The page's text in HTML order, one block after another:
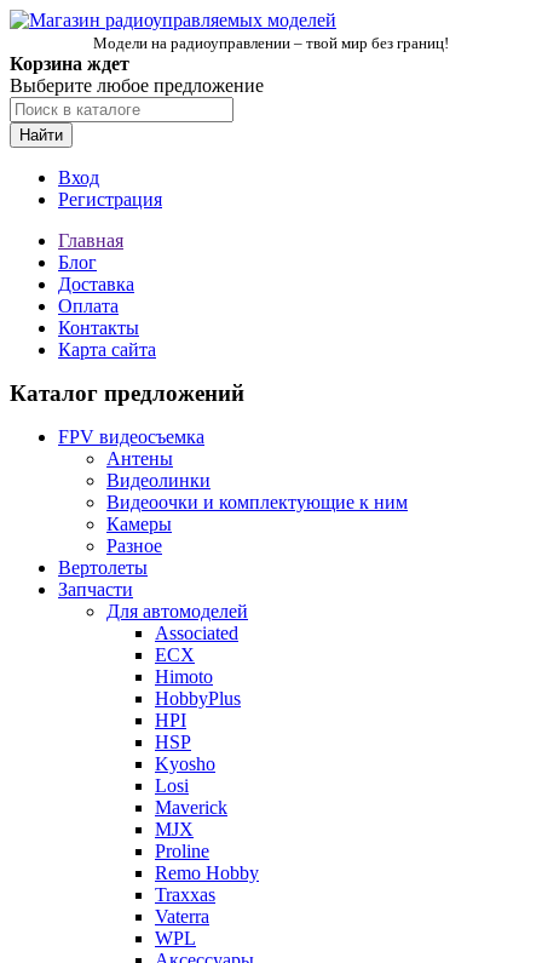
Модели на радиоуправлении – твой мир без границ!
Корзина ждет
Выберите любое предложение
Найти
Вход
Регистрация
Главная
Блог
Доставка
Оплата
Контакты
Карта сайта
Каталог предложений
FPV видеосъемка
Антены
Видеолинки
Видеоочки и комплектующие к ним
Камеры
Разное
Вертолеты
Запчасти
Для автомоделей
Associated
ECX
Himoto
HobbyPlus
HPI
HSP
Kyosho
Losi
Maverick
MJX
Proline
Remo Hobby
Traxxas
Vaterra
WPL